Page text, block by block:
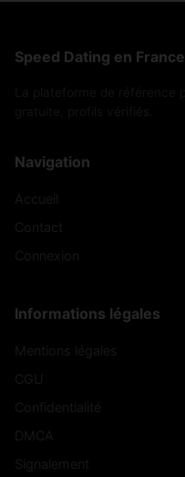
Speed Dating en France
Navigation
Informations légales